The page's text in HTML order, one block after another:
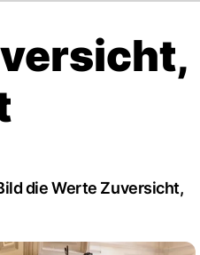
die Werte Zuversicht,